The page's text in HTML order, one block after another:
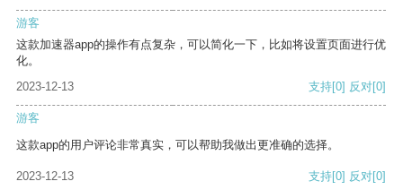
游客
这款加速器app的操作有点复杂，可以简化一下，比如将设置页面进行优
化。
2023-12-13
支持[0] 反对[0]
游客
这款app的用户评论非常真实，可以帮助我做出更准确的选择。
2023-12-13 支持[0] 反对[0]